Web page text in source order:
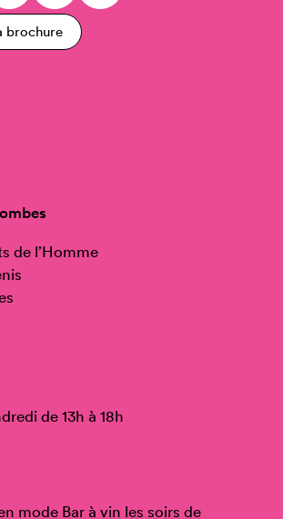
brochure
de l’Homme
de 13h à 18h
mode Bar à vin les soirs de